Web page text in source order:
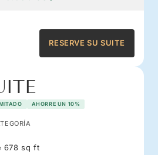
RESERVE SU SUITE
AHORRE UN 10%
678 sq ft